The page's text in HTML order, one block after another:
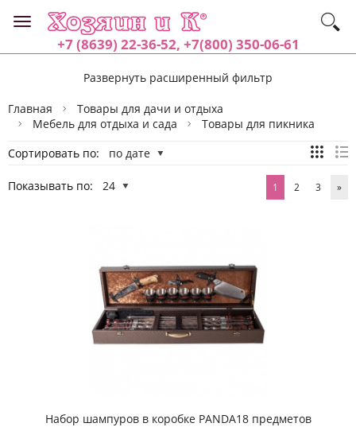
+7 (8639) 22-36-52, +7(800) 350-06-61
Развернуть расширенный фильтр
Главная
Товары для дачи и отдыха
Мебель для отдыха и сада
Товары для пикника
Сортировать по: по дате
Показывать по: 24 1 2 3 »
Набор шампуров в коробке PANDA18 предметов